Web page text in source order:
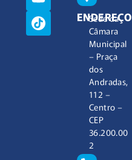
ENDEREÇO
Sede da
Câmara
Municipal
– Praça
dos
Andradas,
112 –
Centro –
CEP
36.200.00
2